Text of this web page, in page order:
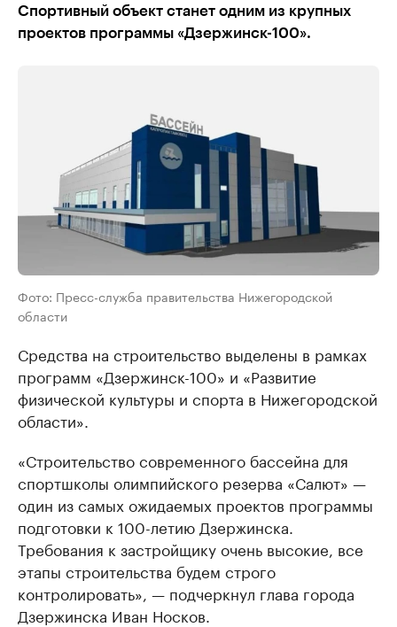
Спортивный объект станет одним из крупных
проектов программы «Дзержинск-100».
Фото: Пресс-служба правительства Нижегородской
области
Средства на строительство выделены в рамках
программ «Дзержинск-100» и «Развитие
физической культуры и спорта в Нижегородской
области».
«Строительство современного бассейна для
спортшколы олимпийского резерва «Салют» —
один из самых ожидаемых проектов программы
подготовки к 100-летию Дзержинска.
Требования к застройщику очень высокие, все
этапы строительства будем строго
контролировать», — подчеркнул глава города
Дзержинска Иван Носков.